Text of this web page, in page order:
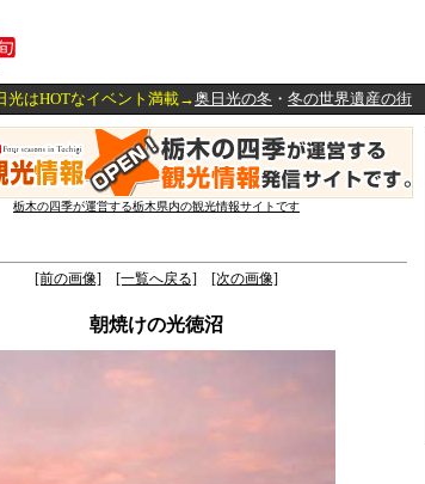
光はHOTなイベント満載→奥日光の冬 ・ 冬の世界遺産の街
栃木の四季が運営する栃木県内の観光情報サイトです
[前の画像] [一覧へ戻る] [次の画像]
朝焼けの光徳沼